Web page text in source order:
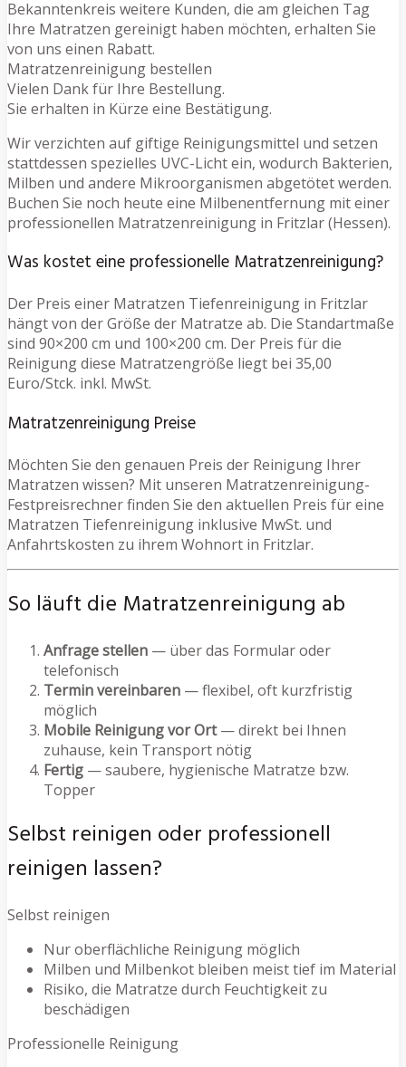
Bekanntenkreis weitere Kunden, die am gleichen Tag
Ihre Matratzen gereinigt haben möchten, erhalten Sie
von uns einen Rabatt.
Matratzenreinigung bestellen
Vielen Dank für Ihre Bestellung.
Sie erhalten in Kürze eine Bestätigung.
Wir verzichten auf giftige Reinigungsmittel und setzen
stattdessen spezielles UVC-Licht ein, wodurch Bakterien,
Milben und andere Mikroorganismen abgetötet werden.
Buchen Sie noch heute eine Milbenentfernung mit einer
professionellen Matratzenreinigung in Fritzlar (Hessen).
Was kostet eine professionelle Matratzenreinigung?
Der Preis einer Matratzen Tiefenreinigung in Fritzlar
hängt von der Größe der Matratze ab. Die Standartmaße
sind 90×200 cm und 100×200 cm. Der Preis für die
Reinigung diese Matratzengröße liegt bei 35,00
Euro/Stck. inkl. MwSt.
Matratzenreinigung Preise
Möchten Sie den genauen Preis der Reinigung Ihrer
Matratzen wissen? Mit unseren Matratzenreinigung-
Festpreisrechner finden Sie den aktuellen Preis für eine
Matratzen Tiefenreinigung inklusive MwSt. und
Anfahrtskosten zu ihrem Wohnort in Fritzlar.
So läuft die Matratzenreinigung ab
Anfrage stellen — über das Formular oder
telefonisch
Termin vereinbaren — flexibel, oft kurzfristig
möglich
Mobile Reinigung vor Ort— direkt bei Ihnen
zuhause, kein Transport nötig
Fertig — saubere, hygienische Matratze bzw.
Topper
Selbst reinigen oder professionell
reinigen lassen?
Selbst reinigen
Nur oberflächliche Reinigung möglich
Milben und Milbenkot bleiben meist tief im Material
Risiko, die Matratze durch Feuchtigkeit zu
beschädigen
Professionelle Reinigung